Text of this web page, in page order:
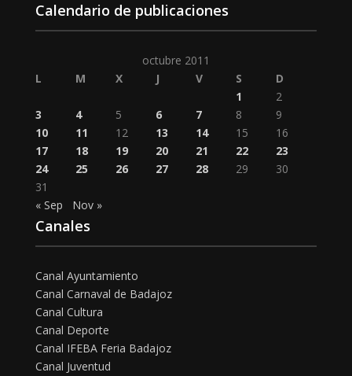
Calendario de publicaciones
octubre 2011
L
M X J V S
D
1
2
3
4 5 6 7 8
9
10
11 12 13 14 15
16
17
18 19 20 21 22
23
24
25 26 27 28 29
30
31
« Sep
Nov »
Canales
Canal Ayuntamiento
Canal Carnaval de Badajoz
Canal Cultura
Canal Deporte
Canal IFEBA Feria Badajoz
Canal Juventud